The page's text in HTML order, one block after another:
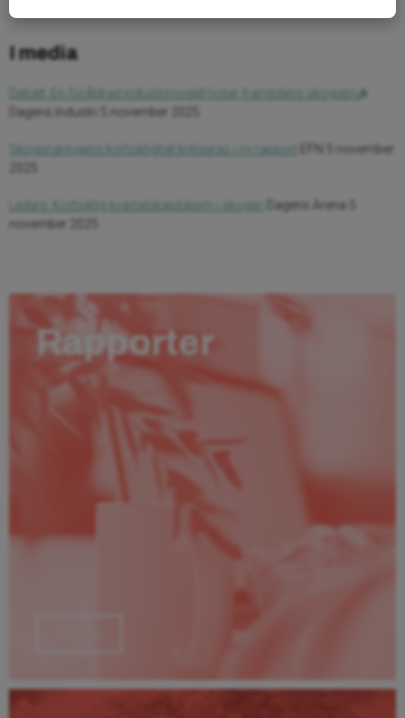
I media
Debatt: En föråldrad industrimodell hotar framtidens skogsbruk
Dagens Industri 5 november 2025
Skogsnäringens kortsiktighet kritiseras i ny rapport
EFN 5 november
Ledare: Kortsiktig kvartalskapitalism i skogen
Dagens Arena 5
november 2025
Rapporter